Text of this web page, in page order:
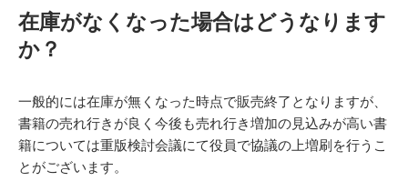
在庫がなくなった場合はどうなります
か？
一般的には在庫が無くなった時点で販売終了となりますが、
書籍の売れ行きが良く今後も売れ行き増加の見込みが高い書
籍については重版検討会議にて役員で協議の上増刷を行うこ
とがございます。